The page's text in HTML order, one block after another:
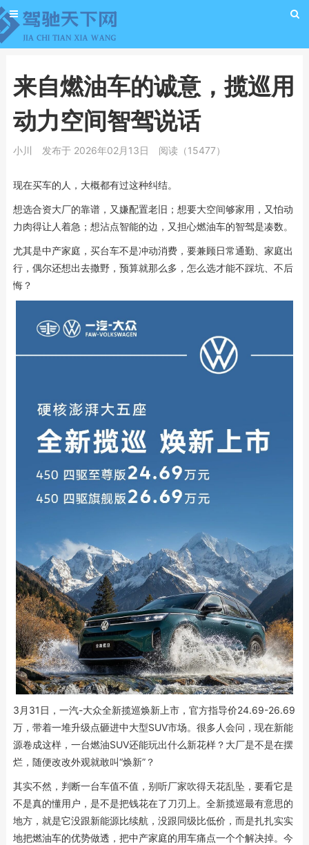
来自燃油车的诚意，揽巡用
动力空间智驾说话
小川 发布于 2026年02月13日 阅读（15477）
现在买车的人，大概都有过这种纠结。
想选合资大厂的靠谱，又嫌配置老旧；想要大空间够家用，又怕动
力肉得让人着急；想沾点智能的边，又担心燃油车的智驾是凑数。
尤其是中产家庭，买台车不是冲动消费，要兼顾日常通勤、家庭出
行，偶尔还想出去撒野，预算就那么多，怎么选才能不踩坑、不后
悔？
3月31日，一汽-大众全新揽巡焕新上市，官方指导价24.69-26.69
万，带着一堆升级点砸进中大型SUV市场。很多人会问，现在新能
源卷成这样，一台燃油SUV还能玩出什么新花样？大厂是不是在摆
烂，随便改改外观就敢叫“焕新”？
其实不然，判断一台车值不值，别听厂家吹得天花乱坠，要看它是
不是真的懂用户，是不是把钱花在了刀刃上。全新揽巡最有意思的
地方，就是它没跟新能源比续航，没跟同级比低价，而是扎扎实实
地把燃油车的优势做透，把中产家庭的用车痛点一个个解决掉。今